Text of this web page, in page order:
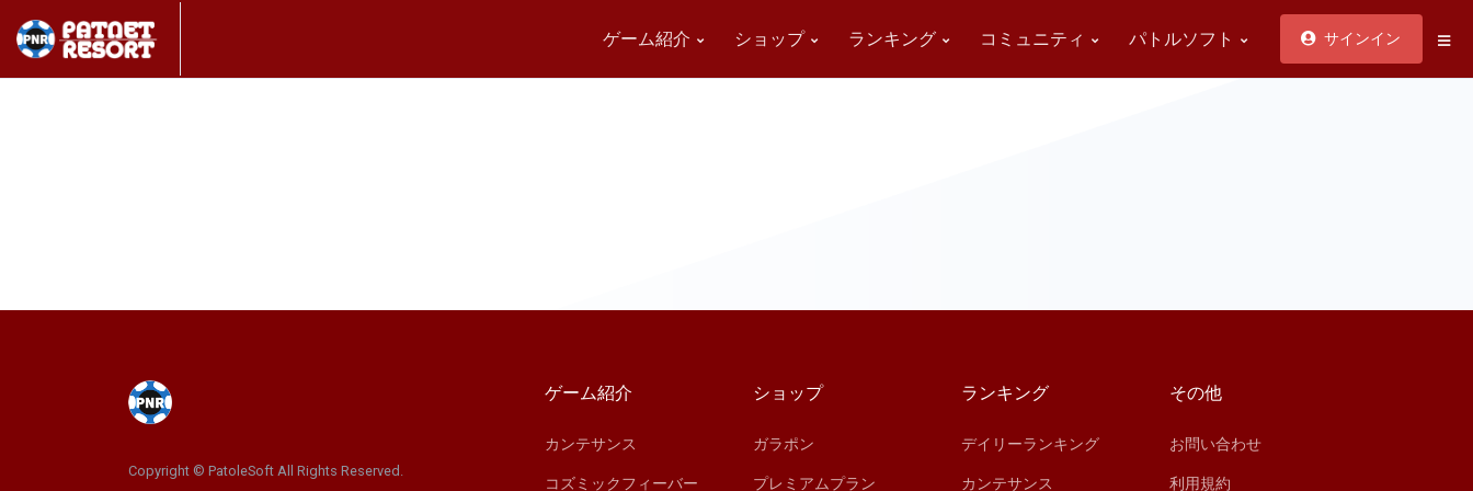
ゲーム紹介 ショップ ランキング コミュニティ パトルソフト サインイン
ゲーム紹介
カンテサンス
コズミックフィーバー
ショップ
ガラポン
プレミアムプラン
ランキング
デイリーランキング
カンテサンス
その他
お問い合わせ
利用規約
Copyright © PatoleSoft All Rights Reserved.